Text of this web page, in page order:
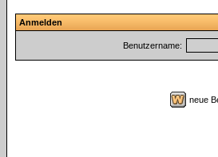
Anmelden
Benutzername:
neue